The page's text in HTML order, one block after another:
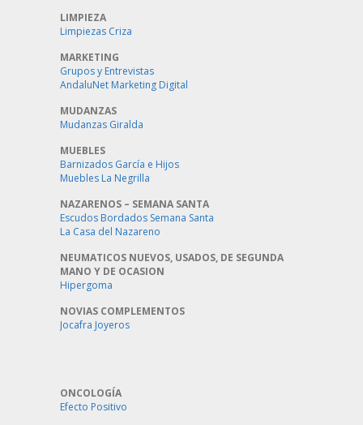
LIMPIEZA
Limpiezas Criza
MARKETING
Grupos y Entrevistas
AndaluNet Marketing Digital
MUDANZAS
Mudanzas Giralda
MUEBLES
Barnizados García e Hijos
Muebles La Negrilla
NAZARENOS – SEMANA SANTA
Escudos Bordados Semana Santa
La Casa del Nazareno
NEUMATICOS NUEVOS, USADOS, DE SEGUNDA
MANO Y DE OCASION
Hipergoma
NOVIAS COMPLEMENTOS
Jocafra Joyeros
ONCOLOGÍA
Efecto Positivo